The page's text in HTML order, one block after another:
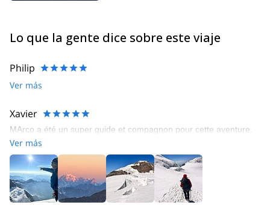
Lo que la gente dice sobre este viaje
Philip
Ver más
Xavier
MArco a été un super guide et compagnon pour cette aventure.
Ver más